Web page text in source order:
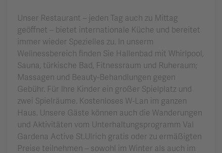
Unser Restaurant – jeden Tag auch zu Mittag
geöffnet – bietet internationale Küche und bereitet
immer wieder Spezielles zu. In unserm
Wellnessbereich finden Sie Hallenbad mit Whirlpool,
Sauna, türkische Bad, Fitnessraum und Ruheraum;
Massagen und Beauty-Behandlungen gegen
Gebühr. Für Ihre Kinder ein großer Spielplatz und
zwei Spielräume. Kostenloses W-Lan im ganzen
Haus. Unsere Gäste können auch die Wanderungen
und Aktivitäten vom Unterhaltungsprogramm Val
Gardena Active St.Ulrich gratis oder zu ermäßigten
Preise teilnehmen – sowohl im Winter als auch im